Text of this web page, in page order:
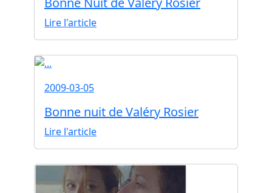
Lire l'article
2009-03-05
Bonne nuit de Valéry Rosier
Lire l'article